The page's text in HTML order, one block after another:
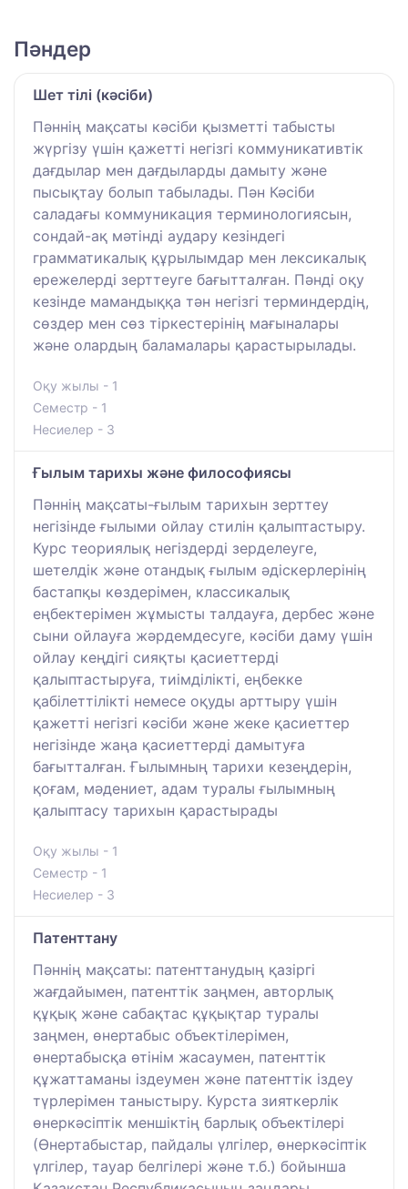
Пәндер
Шет тілі (кәсіби)
Пәннің мақсаты кәсіби қызметті табысты
жүргізу үшін қажетті негізгі коммуникативтік
дағдылар мен дағдыларды дамыту және
пысықтау болып табылады. Пән Кәсіби
саладағы коммуникация терминологиясын,
сондай-ақ мәтінді аудару кезіндегі
грамматикалық құрылымдар мен лексикалық
ережелерді зерттеуге бағытталған. Пәнді оқу
кезінде мамандыққа тән негізгі терминдердің,
сөздер мен сөз тіркестерінің мағыналары
және олардың баламалары қарастырылады.
Оқу жылы - 1
Семестр - 1
Несиелер - 3
Ғылым тарихы және философиясы
Пәннің мақсаты-ғылым тарихын зерттеу
негізінде ғылыми ойлау стилін қалыптастыру.
Курс теориялық негіздерді зерделеуге,
шетелдік және отандық ғылым әдіскерлерінің
бастапқы көздерімен, классикалық
еңбектерімен жұмысты талдауға, дербес және
сыни ойлауға жәрдемдесуге, кәсіби даму үшін
ойлау кеңдігі сияқты қасиеттерді
қалыптастыруға, тиімділікті, еңбекке
қабілеттілікті немесе оқуды арттыру үшін
қажетті негізгі кәсіби және жеке қасиеттер
негізінде жаңа қасиеттерді дамытуға
бағытталған. Ғылымның тарихи кезеңдерін,
қоғам, мәдениет, адам туралы ғылымның
қалыптасу тарихын қарастырады
Оқу жылы - 1
Семестр - 1
Несиелер - 3
Патенттану
Пәннің мақсаты: патенттанудың қазіргі
жағдайымен, патенттік заңмен, авторлық
құқық және сабақтас құқықтар туралы
заңмен, өнертабыс объектілерімен,
өнертабысқа өтінім жасаумен, патенттік
құжаттаманы іздеумен және патенттік іздеу
түрлерімен таныстыру. Курста зияткерлік
өнеркәсіптік меншіктің барлық объектілері
(Өнертабыстар, пайдалы үлгілер, өнеркәсіптік
үлгілер, тауар белгілері және т.б.) бойынша